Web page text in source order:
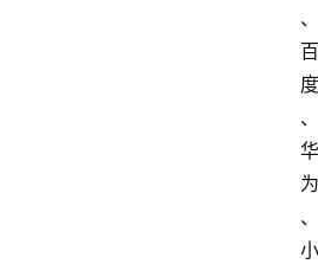
、
百
度
、
华
为
、
小